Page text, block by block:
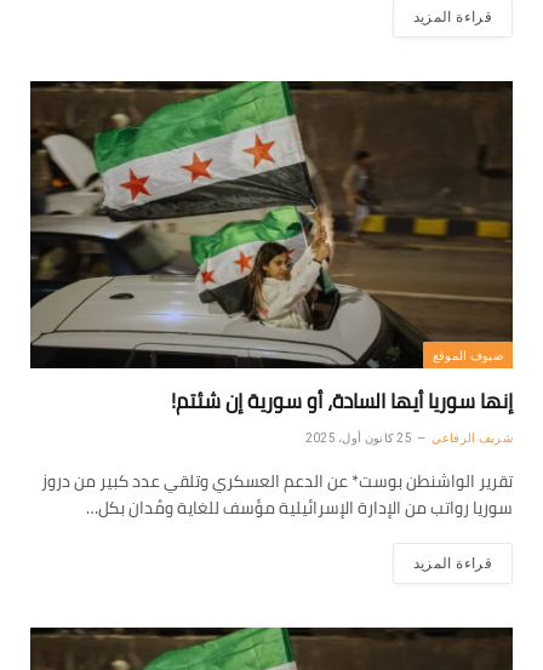
قراءة المزيد
ضيوف الموقع
إنها سوريا أيها السادة، أو سورية إن شئتم!
شريف الرفاعي 25 كانون أول، 2025
تقرير الواشنطن بوست* عن الدعم العسكري وتلقي عدد كبير من دروز
سوريا رواتب من الإدارة الإسرائيلية مؤسف للغاية ومُدان بكل…
قراءة المزيد